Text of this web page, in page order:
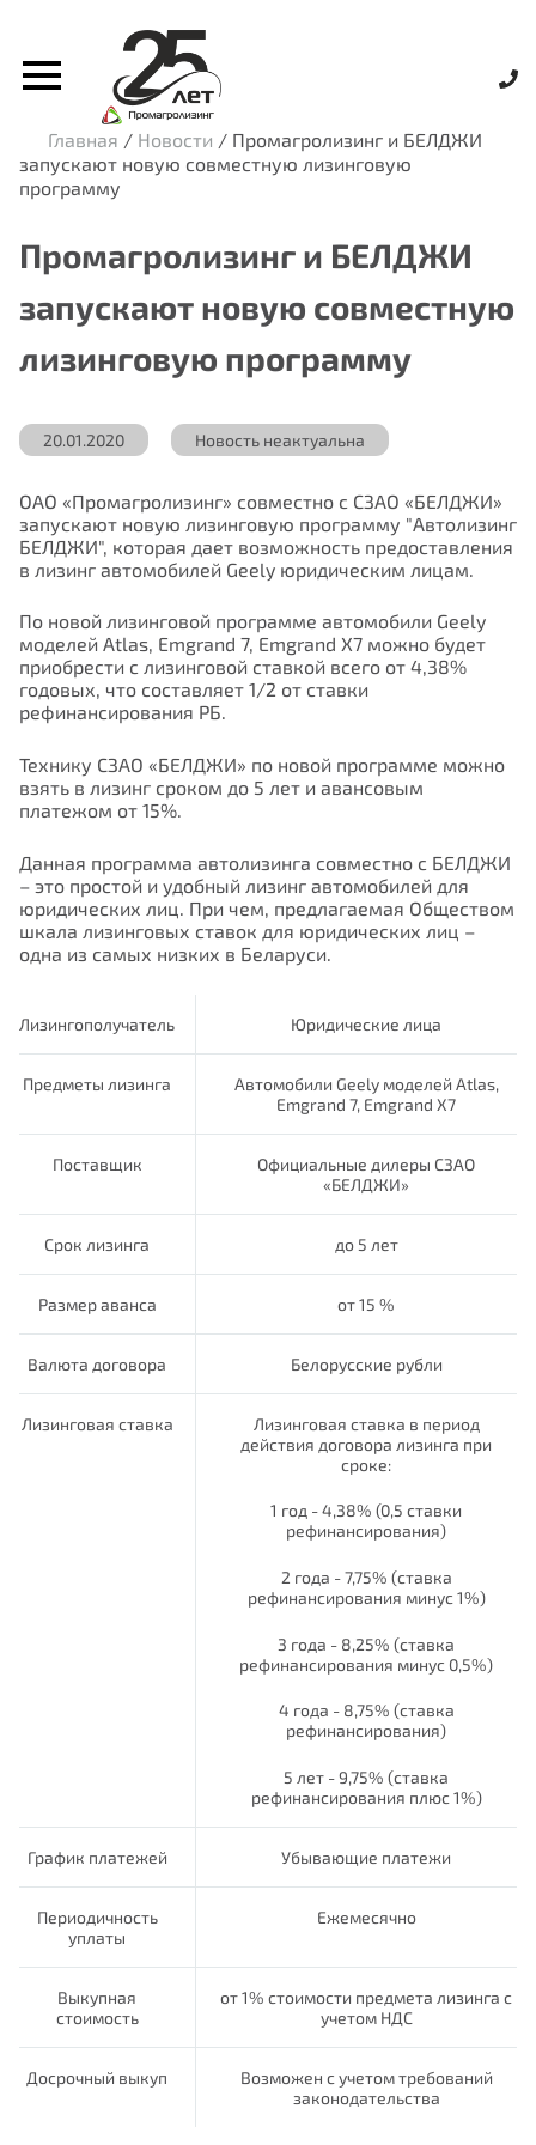
Главная / Новости / Промагролизинг и БЕЛДЖИ
запускают новую совместную лизинговую
программу
Промагролизинг и БЕЛДЖИ
запускают новую совместную
лизинговую программу
20.01.2020 Новость неактуальна
ОАО «Промагролизинг» совместно с СЗАО «БЕЛДЖИ»
запускают новую лизинговую программу "Автолизинг
БЕЛДЖИ", которая дает возможность предоставления
в лизинг автомобилей Geely юридическим лицам.
По новой лизинговой программе автомобили Geely
моделей Atlas, Emgrand 7, Emgrand X7 можно будет
приобрести с лизинговой ставкой всего от 4,38%
годовых, что составляет 1/2 от ставки
рефинансирования РБ.
Технику СЗАО «БЕЛДЖИ» по новой программе можно
взять в лизинг сроком до 5 лет и авансовым
платежом от 15%.
Данная программа автолизинга совместно с БЕЛДЖИ
– это простой и удобный лизинг автомобилей для
юридических лиц. При чем, предлагаемая Обществом
шкала лизинговых ставок для юридических лиц –
одна из самых низких в Беларуси.
Лизингополучатель Юридические лица
Предметы лизинга
Автомобили Geely моделей Atlas,
Emgrand 7, Emgrand X7
Поставщик
Официальные дилеры СЗАО
«БЕЛДЖИ»
Срок лизинга до 5 лет
Размер аванса от 15 %
Валюта договора Белорусские рубли
Лизинговая ставка
Лизинговая ставка в период
действия договора лизинга при
сроке:
1 год - 4,38% (0,5 ставки
рефинансирования)
2 года - 7,75% (ставка
рефинансирования минус 1%)
3 года - 8,25% (ставка
рефинансирования минус 0,5%)
4 года - 8,75% (ставка
рефинансирования)
5 лет - 9,75% (ставка
рефинансирования плюс 1%)
График платежей Убывающие платежи
Периодичность
уплаты
Ежемесячно
Выкупная
стоимость
от 1% стоимости предмета лизинга с
учетом НДС
Досрочный выкуп
Возможен с учетом требований
законодательства